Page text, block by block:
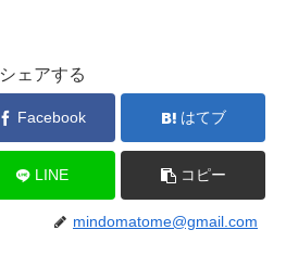
シェアする
Facebook はてブ
LINE コピー
mindomatome@gmail.com